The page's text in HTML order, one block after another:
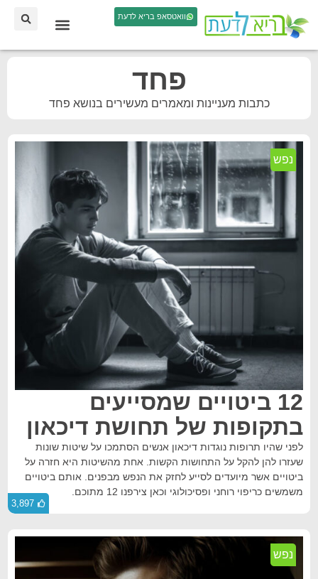
וואטסאפ בריא לדעת
פחד
כתבות מעניינות ומאמרים מעשירים בנושא פחד
נפש
12 ביטויים שמסייעים
בתקופות של תחושת דיכאון
לפני שהיו תרופות נוגדות דיכאון אנשים הסתמכו על שיטות שונות
שעזרו להן להקל על התחושות הקשות. אחת מהשיטות היא חזרה על
ביטויים אשר מיועדים לסייע לחזק את הנפש מבפנים. אותם ביטויים
משמשים כריפוי רוחני ופסיכולוגי וכאן צירפנו 12 מתוכם.
3,897
נפש